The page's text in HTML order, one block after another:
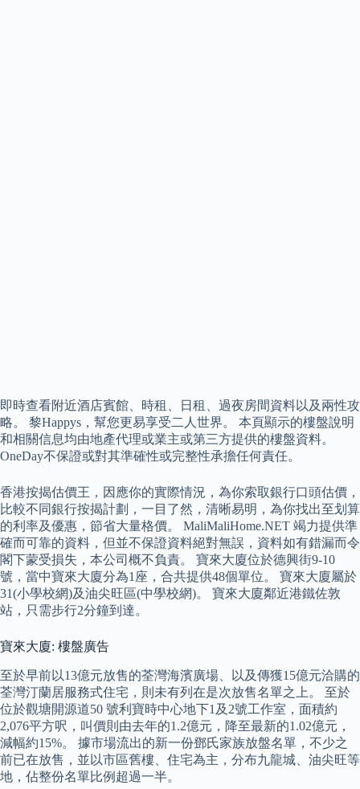
即時查看附近酒店賓館、時租、日租、過夜房間資料以及兩性攻
略。 黎Happys，幫您更易享受二人世界。 本頁顯示的樓盤說明
和相關信息均由地產代理或業主或第三方提供的樓盤資料。
OneDay不保證或對其準確性或完整性承擔任何責任。
香港按揭估價王，因應你的實際情況，為你索取銀行口頭估價，
比較不同銀行按揭計劃，一目了然，清晰易明，為你找出至划算
的利率及優惠，節省大量格價。 MaliMaliHome.NET 竭力提供準
確而可靠的資料，但並不保證資料絕對無誤，資料如有錯漏而令
閣下蒙受損失，本公司概不負責。 寶來大廈位於德興街9-10
號，當中寶來大廈分為1座，合共提供48個單位。 寶來大廈屬於
31(小學校網)及油尖旺區(中學校網)。 寶來大廈鄰近港鐵佐敦
站，只需步行2分鐘到達。
寶來大廈: 樓盤廣告
至於早前以13億元放售的荃灣海濱廣場、以及傳獲15億元洽購的
荃灣汀蘭居服務式住宅，則未有列在是次放售名單之上。 至於
位於觀塘開源道50 號利寶時中心地下1及2號工作室，面積約
2,076平方呎，叫價則由去年的1.2億元，降至最新的1.02億元，
減幅約15%。 據市場流出的新一份鄧氏家族放盤名單，不少之
前已在放售，並以市區舊樓、住宅為主，分布九龍城、油尖旺等
地，佔整份名單比例超過一半。